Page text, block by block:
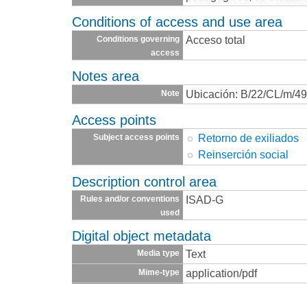
Conditions of access and use area
Conditions governing
access
Acceso total
Notes area
Note Ubicación: B/22/CL/m/
Access points
Subject access points
Retorno de exiliados
Reinserción social
Description control area
Rules and/or conventions
used
ISAD-G
Digital object metadata
Media type Text
Mime-type application/pdf